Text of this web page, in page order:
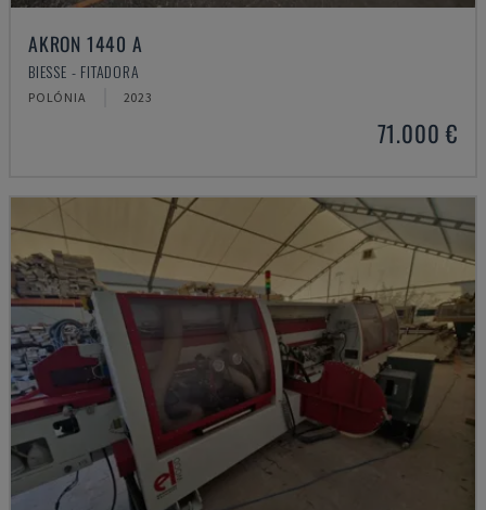
AKRON 1440 A
BIESSE - FITADORA
POLÓNIA 2023
71.000 €